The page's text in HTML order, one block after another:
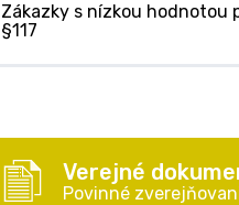
Zákazky s nízkou hodnotou
§117
Verejné
Povinné